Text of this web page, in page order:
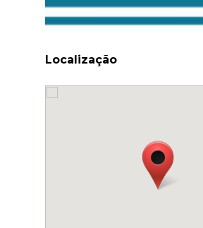
Localização